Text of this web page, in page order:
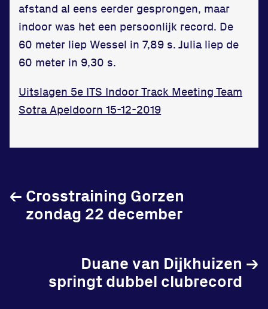
Updates
Atleten
Vereniging
Contact
Locatie
3312 GH Dordrecht
Bekijk locatie
afstand al eens eerder gesprongen, maar
indoor was het een persoonlijk record. De
60 meter liep Wessel in 7,89 s. Julia liep de
60 meter in 9,30 s.
Uitslagen 5e ITS Indoor Track Meeting Team
Sotra Apeldoorn 15-12-2019
Crosstraining Gorzen
zondag 22 december
←
Duane van Dijkhuizen
springt dubbel clubrecord
→